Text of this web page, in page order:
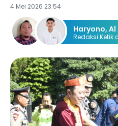
4 Mei 2026 23:54
Haryono, Al
Redaksi